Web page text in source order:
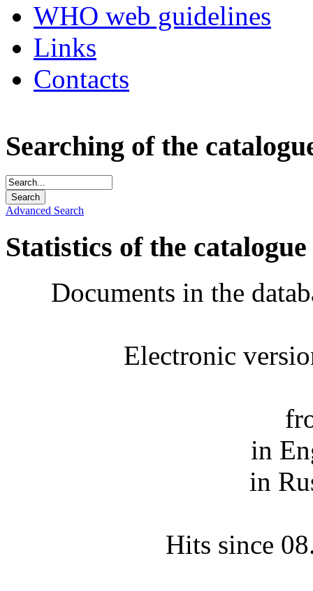
WHO web guidelines
Links
Contacts
Searching of the
Advanced Search
Statistics of the catalogue
Documents in the
Electronic
in
in
Hits since